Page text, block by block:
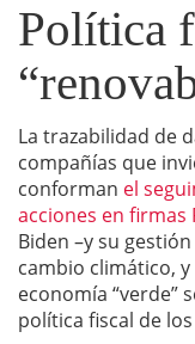
Política
La trazabilidad de
compañías que
conforman el
acciones en firmas
Biden –y su
cambio climático,
economía “verde”
política fiscal de